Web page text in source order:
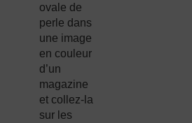
ovale de
perle dans
une image
en couleur
d’un
magazine
et collez-la
sur les